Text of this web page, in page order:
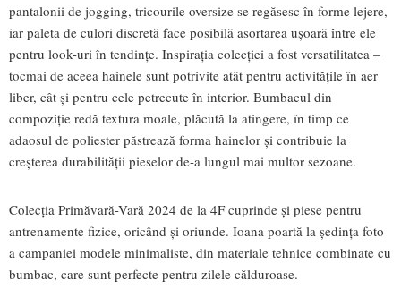
pantalonii de jogging, tricourile oversize se regăsesc în forme lejere,
iar paleta de culori discretă face posibilă asortarea ușoară între ele
pentru look-uri în tendințe. Inspirația colecției a fost versatilitatea –
tocmai de aceea hainele sunt potrivite atât pentru activitățile în aer
liber, cât și pentru cele petrecute în interior. Bumbacul din
compoziție redă textura moale, plăcută la atingere, în timp ce
adaosul de poliester păstrează forma hainelor și contribuie la
creşterea durabilităţii pieselor de-a lungul mai multor sezoane.
Colecția Primăvară-Vară 2024 de la 4F cuprinde și piese pentru
antrenamente fizice, oricând și oriunde. Ioana poartă la şedinţa foto
a campaniei modele minimaliste, din materiale tehnice combinate cu
bumbac, care sunt perfecte pentru zilele călduroase.